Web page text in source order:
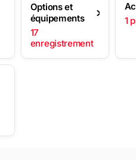
Options et
équipements
17
enregistrement
1